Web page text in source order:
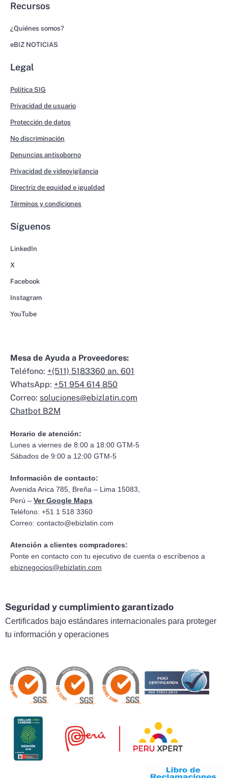
Recursos
¿Quiénes somos?
eBIZ NOTICIAS
Legal
Política SIG
Privacidad de usuario
Protección de datos
No discriminación
Denuncias antisoborno
Privacidad de videovigilancia
Directriz de equidad e igualdad
Términos y condiciones
Síguenos
LinkedIn
X
Facebook
Instagram
YouTube
Mesa de Ayuda a Proveedores:
Teléfono: +(511) 5183360 an. 601
WhatsApp: +51 954 614 850
Correo: soluciones@ebizlatin.com
Chatbot B2M
Horario de atención:
Lunes a viernes de 8:00 a 18:00 GTM-5
Sábados de 9:00 a 12:00 GTM-5
Información de contacto:
Avenida Arica 785, Breña – Lima 15083,
Perú – Ver Google Maps
Teléfono: +51 1 518 3360
Correo: contacto@ebizlatin.com
Atención a clientes compradores:
Ponte en contacto con tu ejecutivo de cuenta o escríbenos a
ebiznegocios@ebizlatin.com
Seguridad y cumplimiento garantizado
Certificados bajo estándares internacionales para proteger
tu información y operaciones